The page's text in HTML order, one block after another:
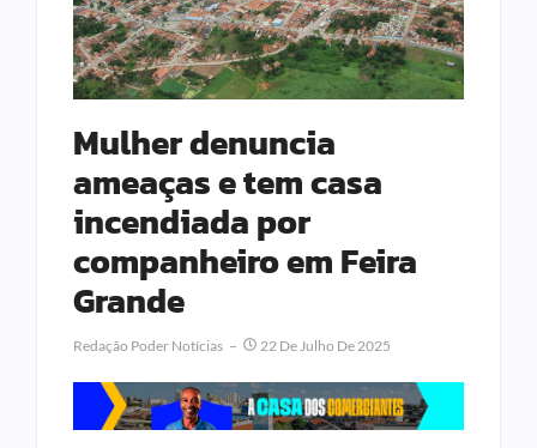
Mulher denuncia
ameaças e tem casa
incendiada por
companheiro em Feira
Grande
Redação Poder Notícias 22 De Julho De 2025